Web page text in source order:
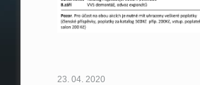
23. 04. 2020